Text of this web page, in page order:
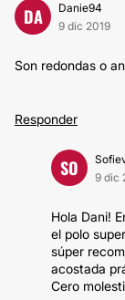
DA
Danie94
9 dic 2019
Son redondas o
Responder
SO
9 dic
Hola Dani!
el polo
súper
acostada
Cero